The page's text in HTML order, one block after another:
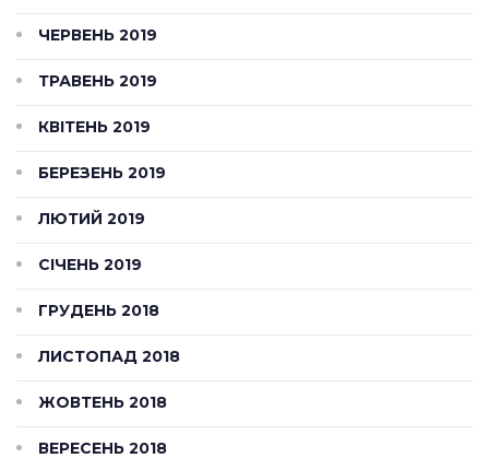
ЧЕРВЕНЬ 2019
ТРАВЕНЬ 2019
КВІТЕНЬ 2019
БЕРЕЗЕНЬ 2019
ЛЮТИЙ 2019
СІЧЕНЬ 2019
ГРУДЕНЬ 2018
ЛИСТОПАД 2018
ЖОВТЕНЬ 2018
ВЕРЕСЕНЬ 2018